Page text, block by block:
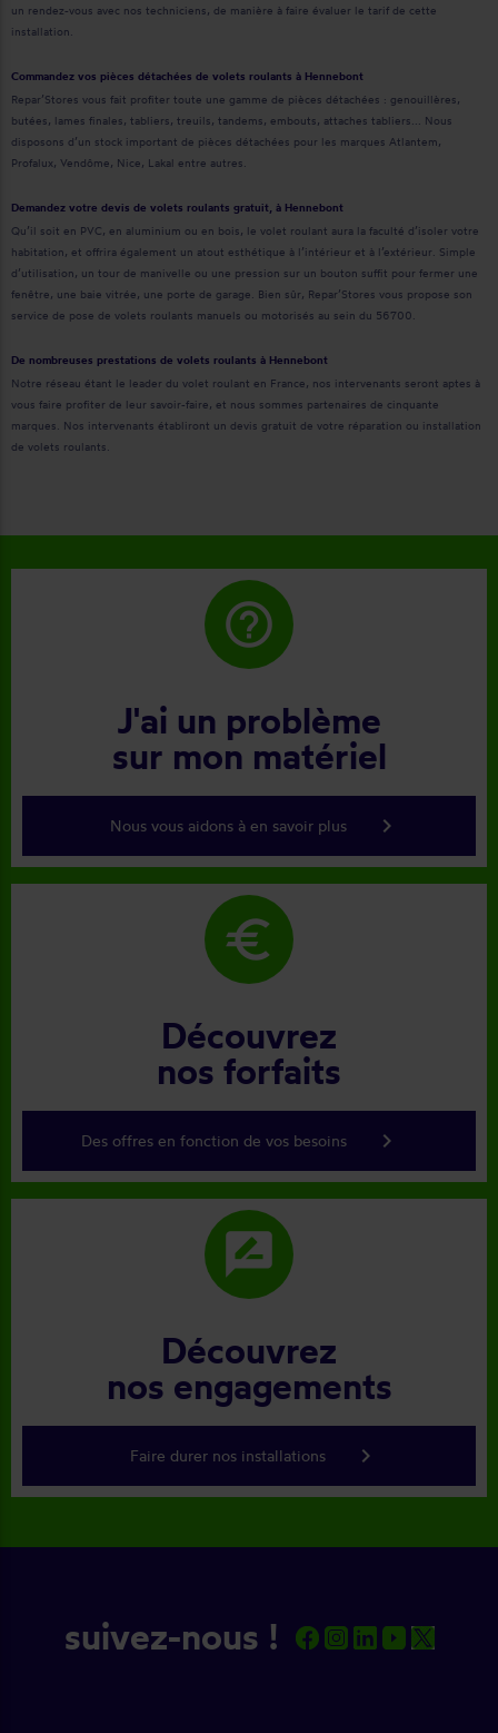
un rendez-vous avec nos techniciens, de manière à faire évaluer le tarif de cette
installation.
Commandez vos pièces détachées de volets roulants à Hennebont
Repar’Stores vous fait profiter toute une gamme de pièces détachées : genouillères,
butées, lames finales, tabliers, treuils, tandems, embouts, attaches tabliers... Nous
disposons d’un stock important de pièces détachées pour les marques Atlantem,
Profalux, Vendôme, Nice, Lakal entre autres.
Demandez votre devis de volets roulants gratuit, à Hennebont
Qu’il soit en PVC, en aluminium ou en bois, le volet roulant aura la faculté d’isoler votre
habitation, et offrira également un atout esthétique à l’intérieur et à l’extérieur. Simple
d’utilisation, un tour de manivelle ou une pression sur un bouton suffit pour fermer une
fenêtre, une baie vitrée, une porte de garage. Bien sûr, Repar’Stores vous propose son
service de pose de volets roulants manuels ou motorisés au sein du 56700.
De nombreuses prestations de volets roulants à Hennebont
Notre réseau étant le leader du volet roulant en France, nos intervenants seront aptes à
vous faire profiter de leur savoir-faire, et nous sommes partenaires de cinquante
marques. Nos intervenants établiront un devis gratuit de votre réparation ou installation
de volets roulants.
help_outline
J'ai un problème
sur mon matériel
Nous vous aidons à en savoir plus keyboard_arrow_right
euro
Découvrez
nos forfaits
Des offres en fonction de vos besoins keyboard_arrow_right
rate_review
Découvrez
nos engagements
Faire durer nos installations keyboard_arrow_right
suivez-nous !